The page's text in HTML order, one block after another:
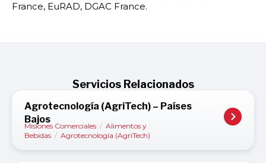
France, EuRAD, DGAC France.
Servicios Relacionados
Agrotecnología (AgriTech) – Países
Bajos
Misiones Comerciales / Alimentos y
Bebidas / Agrotecnología (AgriTech)